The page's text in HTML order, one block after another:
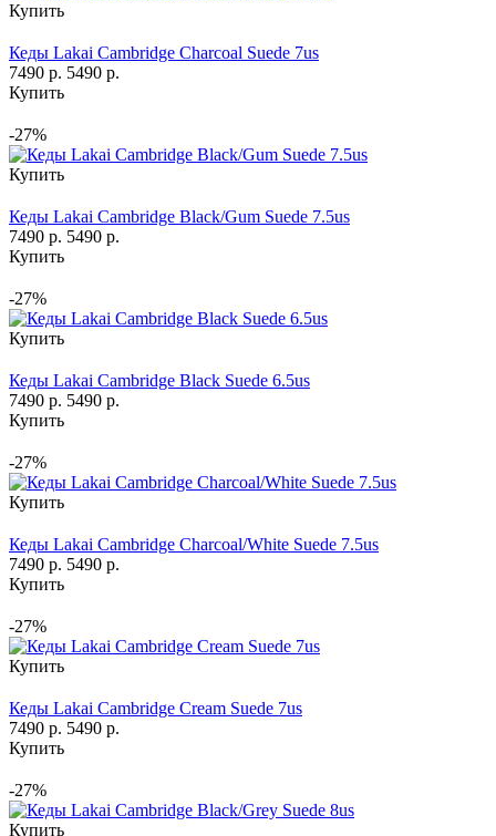
Купить
Кеды Lakai Cambridge Charcoal Suede 7us
7490 р. 5490 р.
Купить
-27%
Купить
Кеды Lakai Cambridge Black/Gum Suede 7.5us
7490 р. 5490 р.
Купить
-27%
Купить
Кеды Lakai Cambridge Black Suede 6.5us
7490 р. 5490 р.
Купить
-27%
Купить
Кеды Lakai Cambridge Charcoal/White Suede 7.5us
7490 р. 5490 р.
Купить
-27%
Купить
Кеды Lakai Cambridge Cream Suede 7us
7490 р. 5490 р.
Купить
-27%
Купить